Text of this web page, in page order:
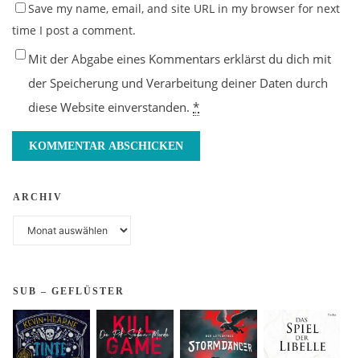
Save my name, email, and site URL in my browser for next
time I post a comment.
Mit der Abgabe eines Kommentars erklärst du dich mit
der Speicherung und Verarbeitung deiner Daten durch
diese Website einverstanden.*
ARCHIV
SUB – GEFLÜSTER